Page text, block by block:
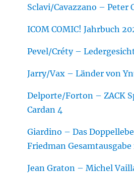
Sclavi/Cavazzano – Peter
ICOM COMIC! Jahrbuch
Pevel/Créty –
Jarry/Vax – Länder von
Delporte/Forton – ZACK
Cardan 4
Giardino – Das
Friedman Gesamtausgabe
Jean Graton – Michel